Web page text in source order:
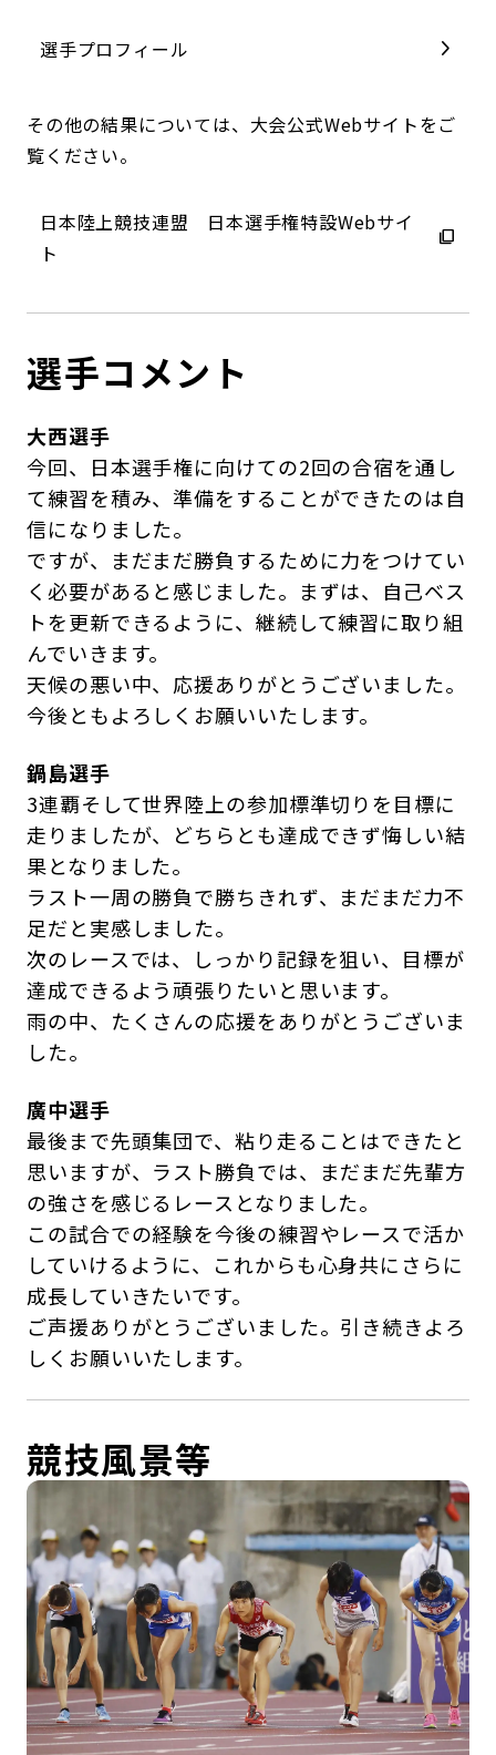
選手プロフィール
その他の結果については、大会公式Webサイトをご
覧ください。
日本陸上競技連盟 日本選手権特設Webサイ
ト
選手コメント
大西選手
今回、日本選手権に向けての2回の合宿を通し
て練習を積み、準備をすることができたのは自
信になりました。
ですが、まだまだ勝負するために力をつけてい
く必要があると感じました。まずは、自己ベス
トを更新できるように、継続して練習に取り組
んでいきます。
天候の悪い中、応援ありがとうございました。
今後ともよろしくお願いいたします。
鍋島選手
3連覇そして世界陸上の参加標準切りを目標に
走りましたが、どちらとも達成できず悔しい結
果となりました。
ラスト一周の勝負で勝ちきれず、まだまだ力不
足だと実感しました。
次のレースでは、しっかり記録を狙い、目標が
達成できるよう頑張りたいと思います。
雨の中、たくさんの応援をありがとうございま
した。
廣中選手
最後まで先頭集団で、粘り走ることはできたと
思いますが、ラスト勝負では、まだまだ先輩方
の強さを感じるレースとなりました。
この試合での経験を今後の練習やレースで活か
していけるように、これからも心身共にさらに
成長していきたいです。
ご声援ありがとうございました。引き続きよろ
しくお願いいたします。
競技風景等